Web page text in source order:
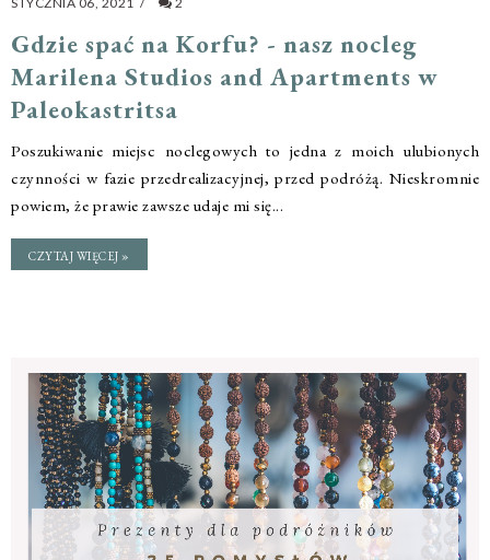
Gdzie spać na Korfu? - nasz nocleg
Marilena Studios and Apartments w
Paleokastritsa
Poszukiwanie miejsc noclegowych to jedna z moich ulubionych
czynności w fazie przedrealizacyjnej, przed podróżą. Nieskromnie
powiem, że prawie zawsze udaje mi się...
CZYTAJ WIĘCEJ »